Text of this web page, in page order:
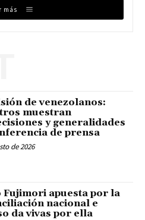
más
de venezolanos:
muestran
y generalidades
de prensa
de 2026
Fujimori apuesta por la
nacional e
da vivas por ella